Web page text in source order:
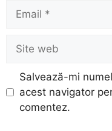
Email
Site
web
Salvează-mi
acest navigator
comentez.